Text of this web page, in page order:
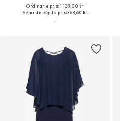
Ordinarie pris: 1 139,00 kr
Senaste lägsta pris:363,60 kr